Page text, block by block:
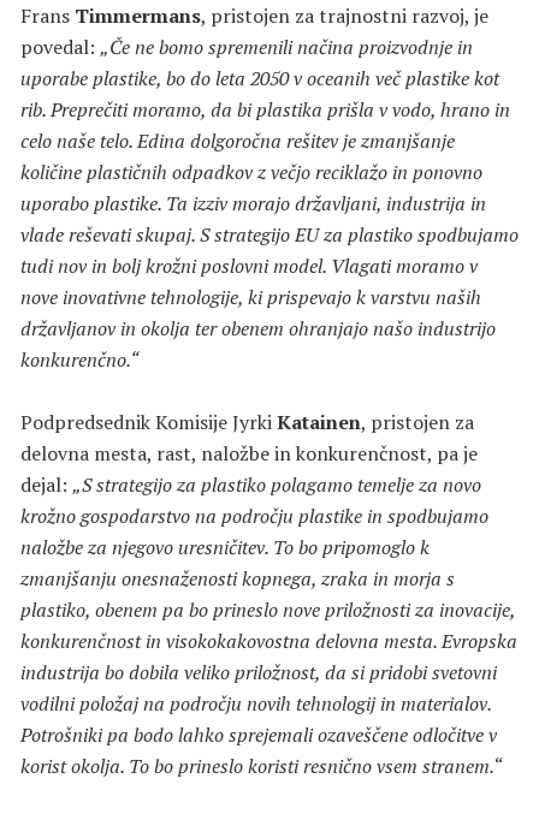
Frans Timmermans, pristojen za trajnostni razvoj, je
povedal: „Če ne bomo spremenili načina proizvodnje in
uporabe plastike, bo do leta 2050 v oceanih več plastike kot
rib. Preprečiti moramo, da bi plastika prišla v vodo, hrano in
celo naše telo. Edina dolgoročna rešitev je zmanjšanje
količine plastičnih odpadkov z večjo reciklažo in ponovno
uporabo plastike. Ta izziv morajo državljani, industrija in
vlade reševati skupaj. S strategijo EU za plastiko spodbujamo
tudi nov in bolj krožni poslovni model. Vlagati moramo v
nove inovativne tehnologije, ki prispevajo k varstvu naših
državljanov in okolja ter obenem ohranjajo našo industrijo
konkurenčno.“
Podpredsednik Komisije JyrkiKatainen, pristojen za
delovna mesta, rast, naložbe in konkurenčnost, pa je
dejal: „S strategijo za plastiko polagamo temelje za novo
krožno gospodarstvo na področju plastike in spodbujamo
naložbe za njegovo uresničitev. To bo pripomoglo k
zmanjšanju onesnaženosti kopnega, zraka in morja s
plastiko, obenem pa bo prineslo nove priložnosti za inovacije,
konkurenčnost in visokokakovostna delovna mesta. Evropska
industrija bo dobila veliko priložnost, da si pridobi svetovni
vodilni položaj na področju novih tehnologij in materialov.
Potrošniki pa bodo lahko sprejemali ozaveščene odločitve v
korist okolja. To bo prineslo koristi resnično vsem stranem.“